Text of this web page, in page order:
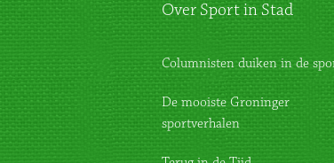
Over Sport in Stad
Columnisten duiken in de
De mooiste Groninger
sportverhalen